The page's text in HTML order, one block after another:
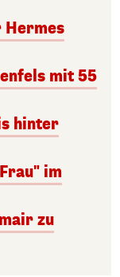
Hermes
mit 55
hinter
im
zu